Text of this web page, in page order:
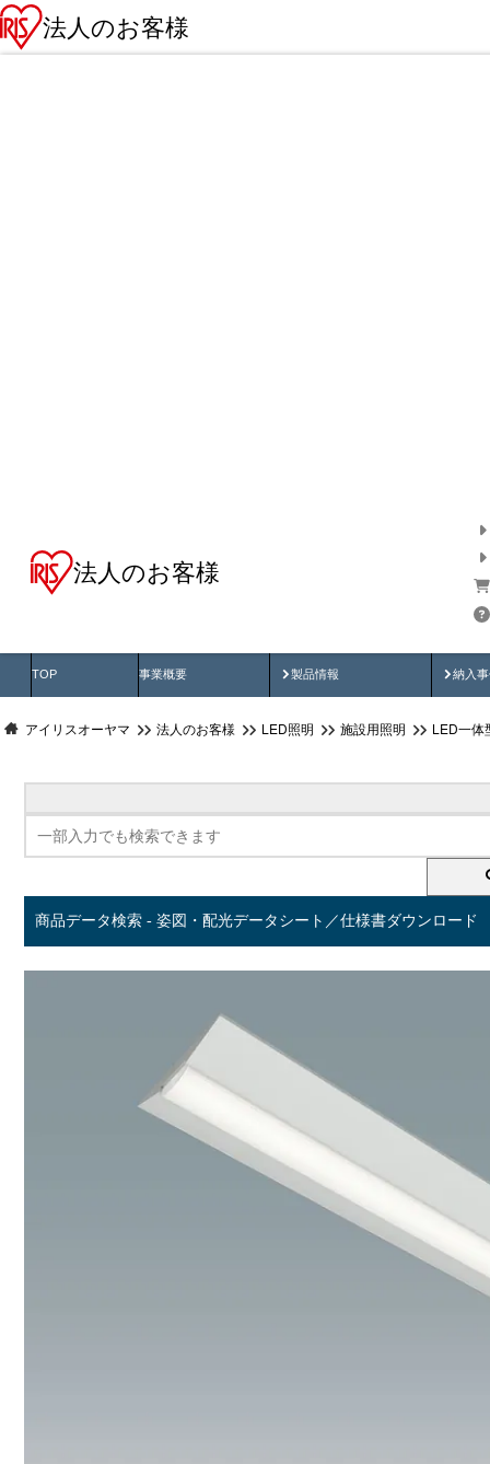
法人のお客様
法人のお客様
TOP 事業概要 製品情報
製品動画 納入
納
アイリスオーヤマ 法人のお客様 LED照明 施設用照明 LED一体
商品データ検索 - 姿図・配光データシート／仕様書ダウンロード